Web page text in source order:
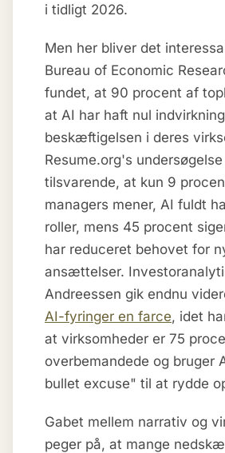
i tidligt 2026.
Men her bliver det
Bureau of Economic
fundet, at 90 procent af
at AI har haft nul
beskæftigelsen i deres
Resume.org's
tilsvarende, at kun 9
managers mener, AI fuldt
roller, mens 45 procent
har reduceret behovet for
ansættelser.
Andreessen gik endnu
AI-fyringer en farce, idet
at virksomheder er 75
overbemandede og bruger
bullet excuse" til at rydde
Gabet mellem narrativ og
peger på, at mange